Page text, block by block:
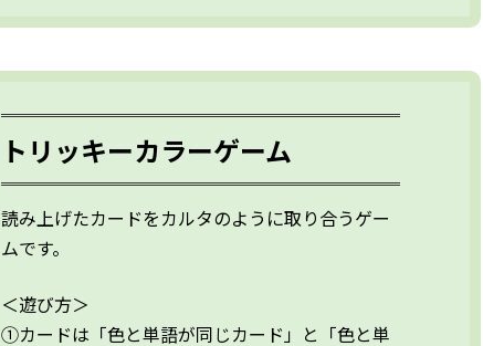
トリッキーカラーゲーム
読み上げたカードをカルタのように取り合うゲー
ムです。
＜遊び方＞
①カードは「色と単語が同じカード」と「色と単